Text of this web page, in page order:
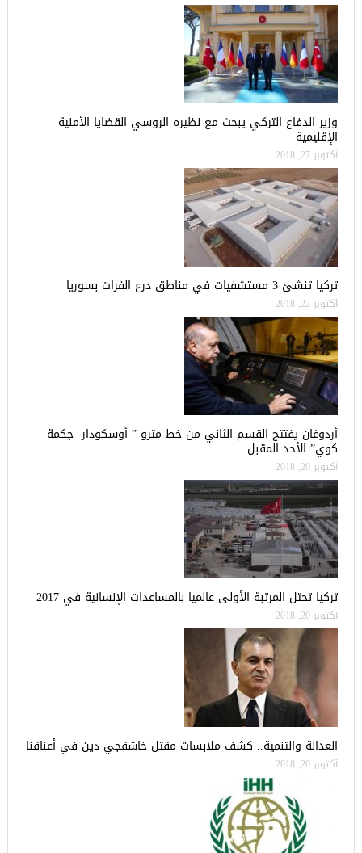
وزير الدفاع التركي يبحث مع نظيره الروسي القضايا الأمنية
الإقليمية
أكتوبر 27, 2018
تركيا تنشئ 3 مستشفيات في مناطق درع الفرات بسوريا
أكتوبر 22, 2018
أردوغان يفتتح القسم الثاني من خط مترو ” أوسكودار- جكمة
كوي” الأحد المقبل
أكتوبر 20, 2018
تركيا تحتل المرتبة الأولى عالميا بالمساعدات الإنسانية في 2017
أكتوبر 20, 2018
العدالة والتنمية.. كشف ملابسات مقتل خاشقجي دين في أعناقنا
أكتوبر 20, 2018